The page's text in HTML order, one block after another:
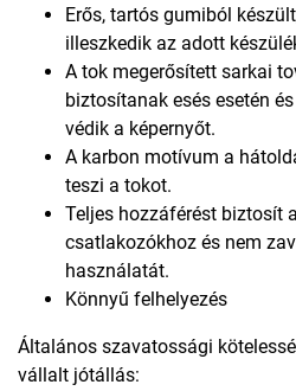
Erős, tartós gumiból
illeszkedik az adott
A tok megerősített sarkai
biztosítanak esés esetén
védik a képernyőt.
A karbon motívum a
teszi a tokot.
Teljes hozzáférést biztosít
csatlakozókhoz és nem
használatát.
Könnyű felhelyezés
Általános szavatossági
vállalt jótállás: